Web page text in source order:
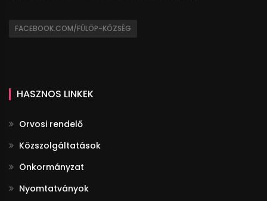
FACEBOOK.COM/FÜLÖP-KÖZSÉG
HASZNOS LINKEK
Orvosi rendelő
Közszolgáltatások
Önkormányzat
Nyomtatványok